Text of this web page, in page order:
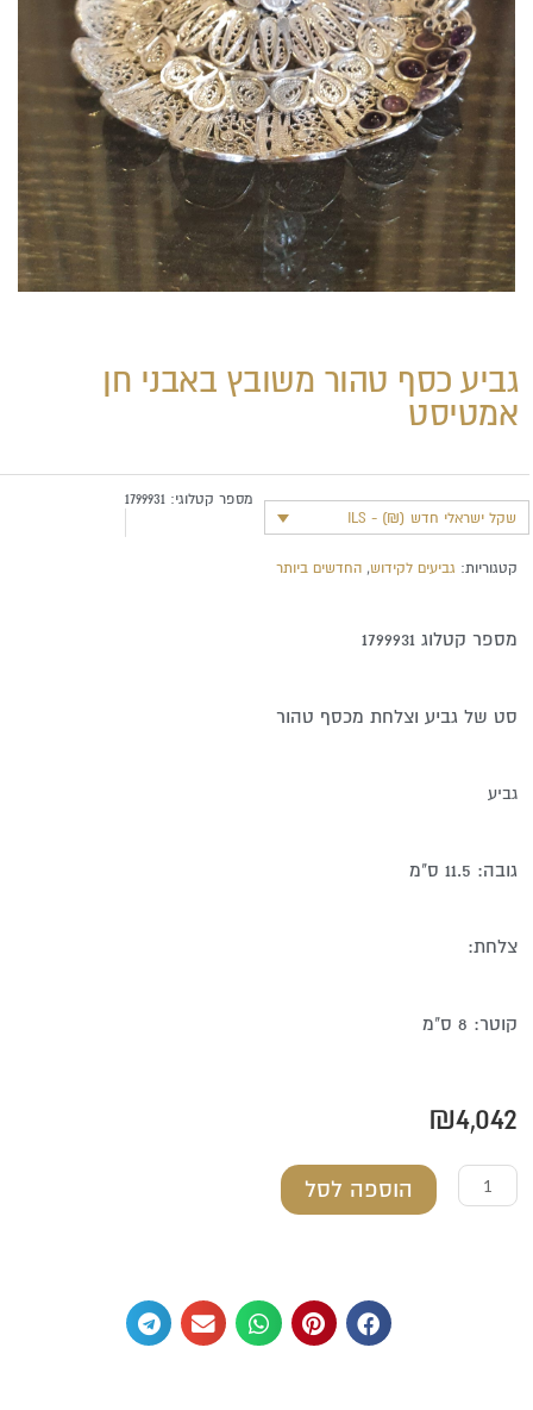
גביע כסף טהור משובץ באבני חן
אמטיסט
שקל ישראלי חדש (₪) - ILS
מספר קטלוגי:1799931
קטגוריות: גביעים לקידוש,החדשים ביותר
מספר קטלוג 1799931
סט של גביע וצלחת מכסף טהור
גביע
גובה: 11.5 ס"מ
צלחת:
קוטר: 8 ס"מ
₪4,042
הוספה לסל